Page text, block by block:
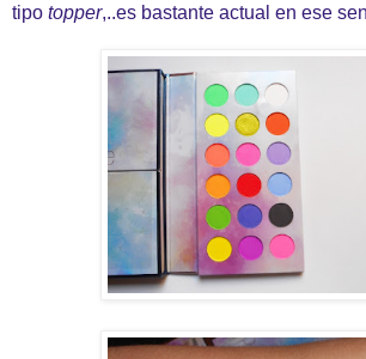
tipo topper,..es bastante actual en ese